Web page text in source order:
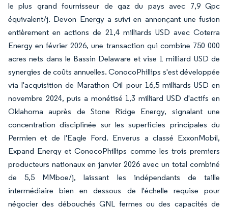
le plus grand fournisseur de gaz du pays avec 7,9 Gpc
équivalent/j. Devon Energy a suivi en annonçant une fusion
entièrement en actions de 21,4 milliards USD avec Coterra
Energy en février 2026, une transaction qui combine 750 000
acres nets dans le Bassin Delaware et vise 1 milliard USD de
synergies de coûts annuelles. ConocoPhillips s'est développée
via l'acquisition de Marathon Oil pour 16,5 milliards USD en
novembre 2024, puis a monétisé 1,3 milliard USD d'actifs en
Oklahoma auprès de Stone Ridge Energy, signalant une
concentration disciplinée sur les superficies principales du
Permien et de l'Eagle Ford. Enverus a classé ExxonMobil,
Expand Energy et ConocoPhillips comme les trois premiers
producteurs nationaux en janvier 2026 avec un total combiné
de 5,5 MMboe/j, laissant les indépendants de taille
intermédiaire bien en dessous de l'échelle requise pour
négocier des débouchés GNL fermes ou des capacités de